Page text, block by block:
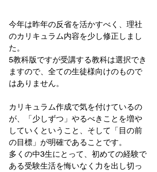
今年は昨年の反省を活かすべく、理社
のカリキュラム内容を少し修正しまし
た。
5教科版ですが受講する教科は選択でき
ますので、全ての生徒様向けのもので
はありません。
カリキュラム作成で気を付けているの
が、「少しずつ」やるべきことを増や
していくということ、そして「目の前
の目標」が明確であることです。
多くの中3生にとって、初めての経験で
ある受験生活を悔いなく力を出し切っ